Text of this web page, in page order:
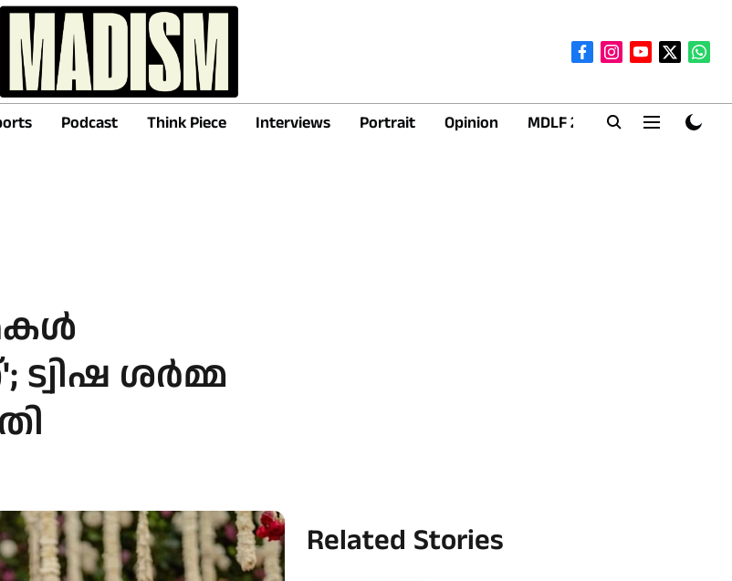
Podcast Think Piece Interviews Portrait Opinion MDLF 2026
ശർമ്മ
Related Stories